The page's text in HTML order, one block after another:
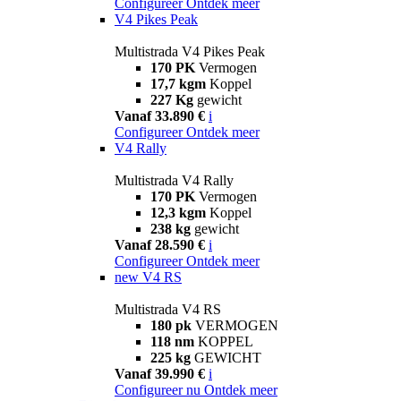
V4 Pikes Peak
Multistrada V4 Pikes Peak
170 PK Vermogen
17,7 kgm Koppel
227 Kg gewicht
Vanaf 33.890 € i
Configureer Ontdek meer
V4 Rally
Multistrada V4 Rally
170 PK Vermogen
12,3 kgm Koppel
238 kg gewicht
Vanaf 28.590 € i
Configureer Ontdek meer
new V4 RS
Multistrada V4 RS
180 pk VERMOGEN
118 nm KOPPEL
225 kg GEWICHT
Vanaf 39.990 € i
Configureer nu Ontdek meer